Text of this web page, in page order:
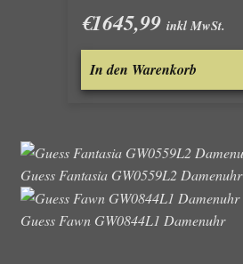
€1645,99 inkl MwSt.
In den Warenkorb
Guess Fantasia GW0559L2 Damenuhr
Guess Fawn GW0844L1 Damenuhr